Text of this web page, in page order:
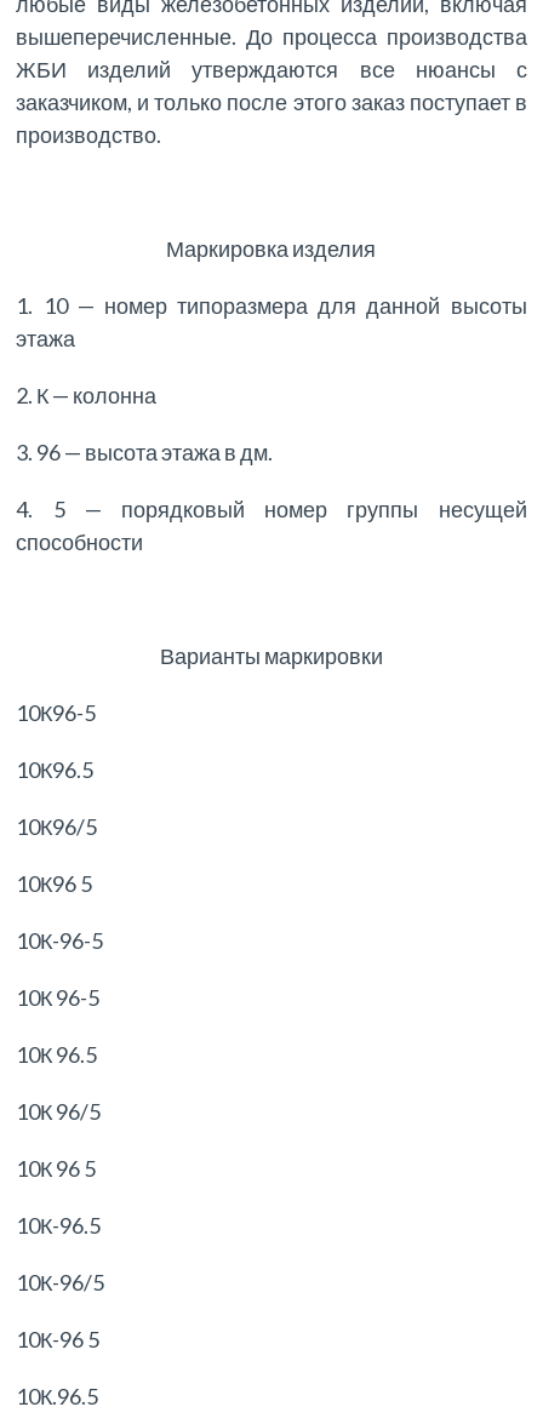
вышеперечисленные. До процесса производства
ЖБИ изделий утверждаются все нюансы с
заказчиком, и только после этого заказ поступает в
производство.
Маркировка изделия
1. 10 — номер типоразмера для данной высоты
этажа
2. К — колонна
3. 96 — высота этажа в дм.
4. 5 — порядковый номер группы несущей
способности
Варианты маркировки
10К96-5
10К96.5
10К96/5
10К96 5
10К-96-5
10К 96-5
10К 96.5
10К 96/5
10К 96 5
10К-96.5
10К-96/5
10К-96 5
10К.96.5